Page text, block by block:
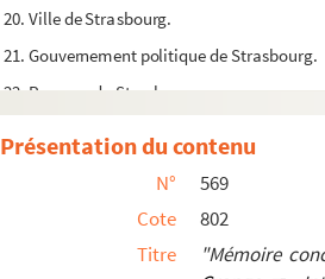
20. Ville de Strasbourg.
21. Gouvernement politique de Strasbourg.
22. Revenus de Strasbourg.
Description générale de la Province
Présentation du contenu
N°
569
Cote
802
Titre
"Mémoire